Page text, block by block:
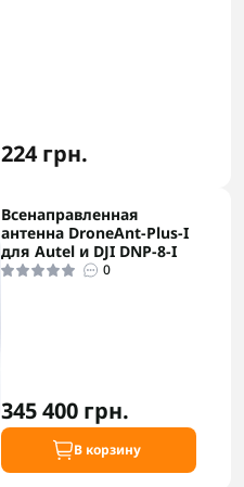
224 грн.
Всенаправленная
антенна DroneAnt-Plus-I
для Autel и DJI DNP-8-I
0
345 400 грн.
В корзину